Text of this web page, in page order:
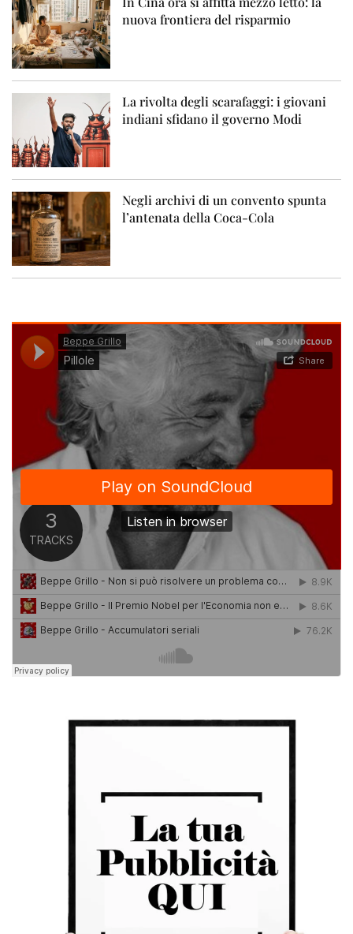
nuova frontiera del risparmio
La rivolta degli scarafaggi: i giovani
indiani sfidano il governo Modi
Negli archivi di un convento spunta
l’antenata della Coca-Cola